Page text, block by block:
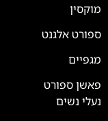
מוקסין
ספורט אלגנט
מגפיים
פאשן ספורט
נעלי נשים